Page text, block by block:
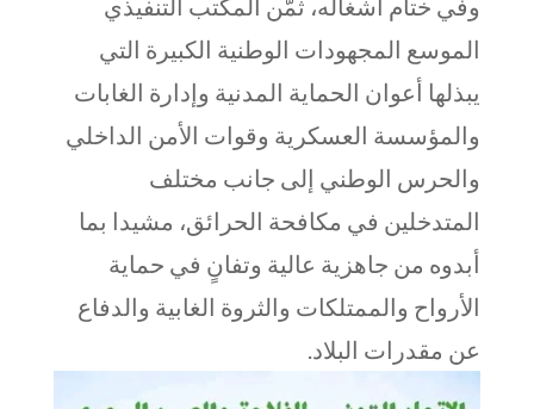
وفي ختام أشغاله، ثمّن المكتب التنفيذي
الموسع المجهودات الوطنية الكبيرة التي
يبذلها أعوان الحماية المدنية وإدارة الغابات
والمؤسسة العسكرية وقوات الأمن الداخلي
والحرس الوطني إلى جانب مختلف
المتدخلين في مكافحة الحرائق، مشيدا بما
أبدوه من جاهزية عالية وتفانٍ في حماية
الأرواح والممتلكات والثروة الغابية والدفاع
عن مقدرات البلاد.